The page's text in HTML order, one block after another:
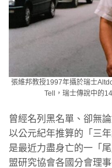
張維邦教授1997年攝於瑞士
Tell，瑞士傳說中的
曾經名列黑名單、卻無
以公元紀年推算的「三
是最近力盡身亡的一「
盟研究協會各國分會理